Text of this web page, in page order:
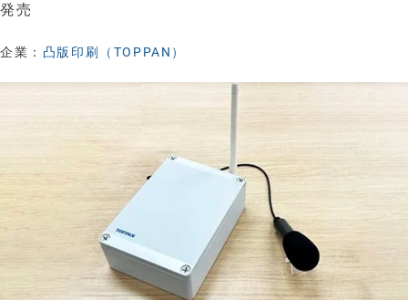
発売
企業： 凸版印刷（TOPPAN）